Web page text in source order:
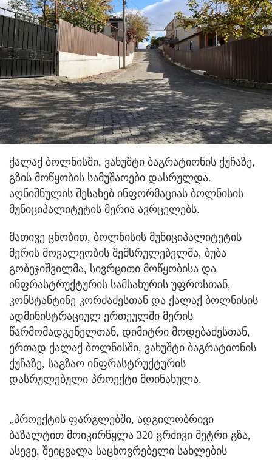
ქალაქ ბოლნისში, ვახუშტი ბაგრატიონის ქუჩაზე,
გზის მოწყობის სამუშაოები დასრულდა.
აღნიშნულის შესახებ ინფორმაციას ბოლნისის
მუნიციპალიტეტის მერია ავრცელებს.
მათივე ცნობით, ბოლნისის მუნიციპალიტეტის
მერის მოვალეობის შემსრულებელმა, ბუბა
გობეჯიშვილმა, სივრცითი მოწყობისა და
ინფრასტრუქტურის სამსახურის უფროსთან,
კონსტანტინე კორძაძესთან და ქალაქ ბოლნისის
ადმინისტრაციულ ერთეულში მერის
წარმომადგენელთან, დიმიტრი მოდებაძესთან,
ერთად ქალაქ ბოლნისში, ვახუშტი ბაგრატიონის
ქუჩაზე, საგზაო ინფრასტრუქტურის
დასრულებული პროექტი მოინახულა.
„პროექტის ფარგლებში, ადგილობრივი
ბაზალტით მოიკირწყლა 320 გრძივი მეტრი გზა,
ასევე, შეიცვალა საცხოვრებელი სახლების